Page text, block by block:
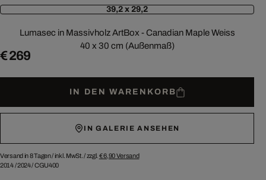
39,2 x 29,2
Lumasec in Massivholz ArtBox - Canadian Maple Weiss
40 x 30 cm (Außenmaß)
€ 269
IN DEN WARENKORB
IN GALERIE ANSEHEN
Versand in 8 Tagen /inkl. MwSt. / zzgl. € 6,90Versand
2014/2024/CGU400